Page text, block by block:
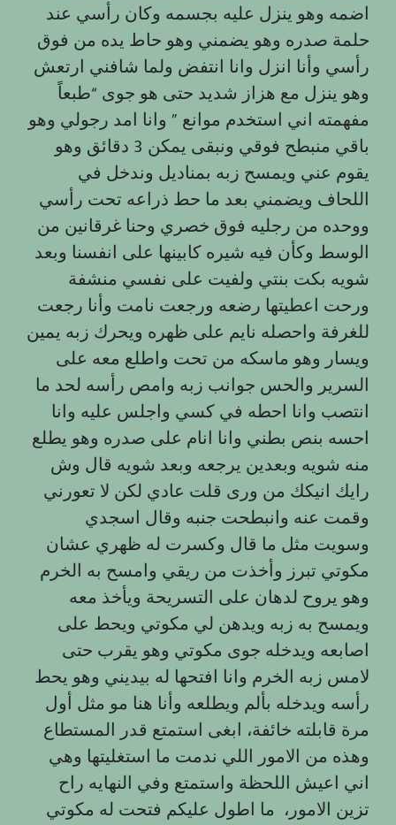
اضمه وهو ينزل عليه بجسمه وكان رأسي عند
حلمة صدره وهو يضمني وهو حاط يده من فوق
رأسي وأنا انزل وانا انتفض ولما شافني ارتعش
وهو ينزل مع هزاز شديد حتى هو جوى “طبعاً
مفهمته اني استخدم موانع ” وانا امد رجولي وهو
باقي منبطح فوقي ونبقى يمكن 3 دقائق وهو
يقوم عني ويمسح زبه بمناديل وندخل في
اللحاف ويضمني بعد ما حط ذراعه تحت رأسي
ووحده من رجليه فوق خصري وحنا غرقانين من
الوسط وكأن فيه شيره كابينها على انفسنا وبعد
شويه بكت بنتي ولفيت على نفسي منشفة
ورحت اعطيتها رضعه ورجعت نامت وأنا رجعت
للغرفة واحصله نايم على ظهره ويحرك زبه يمين
ويسار وهو ماسكه من تحت واطلع معه على
السرير والحس جوانب زبه وامص رأسه لحد ما
انتصب وانا احطه في كسي واجلس عليه وانا
احسه بنص بطني وانا انام على صدره وهو يطلع
منه شويه وبعدين يرجعه وبعد شويه قال وش
رايك انيكك من ورى قلت عادي لكن لا تعورني
وقمت عنه وانبطحت جنبه وقال اسجدي
وسويت مثل ما قال وكسرت له ظهري عشان
مكوتي تبرز وأخذت من ريقي وامسح به الخرم
وهو يروح لدهان على التسريحة ويأخذ معه
ويمسح به زبه ويدهن لي مكوتي ويحط على
اصابعه ويدخله جوى مكوتي وهو يقرب حتى
لامس زبه الخرم وانا افتحها له بيديني وهو يحط
رأسه ويدخله بألم ويطلعه وأنا هنا مو مثل أول
مرة قابلته خائفة، ابغى استمتع قدر المستطاع
وهذه من الامور اللي ندمت ما استغليتها وهي
اني اعيش اللحظة واستمتع وفي النهايه راح
تزين الامور، ما اطول عليكم فتحت له مكوتي